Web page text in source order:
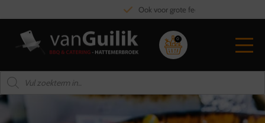
Ook voor grote feesten en partijen
0